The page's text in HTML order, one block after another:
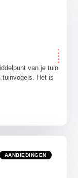
van je tuin
tuinvogels. Het is
AANBIEDINGEN